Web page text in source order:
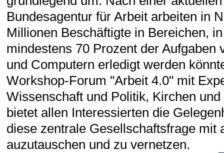
Bundesagentur für Arbeit arbeiten in
Millionen Beschäftigte in Bereichen,
mindestens 70 Prozent der Aufgaben
und Computern erledigt werden
Workshop-Forum "Arbeit 4.0" mit
Wissenschaft und Politik, Kirchen
bietet allen Interessierten die
diese zentrale Gesellschaftsfrage mit
auzutauschen und zu vernetzen.